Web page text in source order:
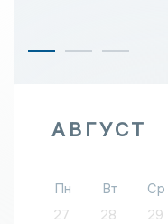
АВГУСТ
Пн Вт Ср
27
28 29